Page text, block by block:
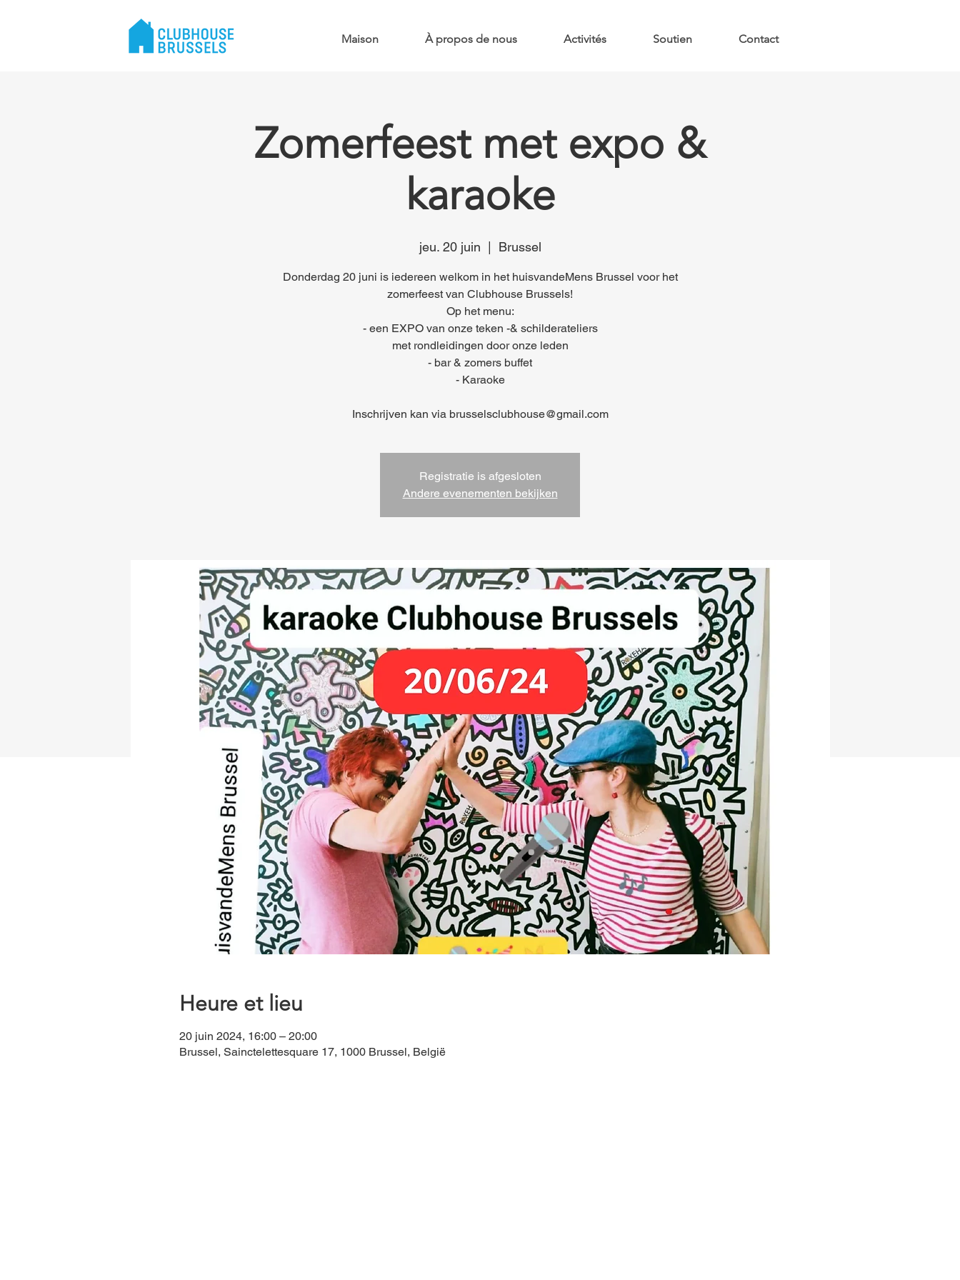
Maison À propos de nous Activités Soutien Contact
Zomerfeest met expo &
karaoke
jeu. 20 juin Brussel
Donderdag 20 juni is iedereen welkom in het huisvandeMens Brussel voor het
zomerfeest van Clubhouse Brussels!
Op het menu:
- een EXPO van onze teken -& schilderateliers
met rondleidingen door onze leden
- bar & zomers buffet
- Karaoke
Inschrijven kan via brusselsclubhouse@gmail.com
Registratie is afgesloten
Andere evenementen bekijken
Heure et lieu
20 juin 2024, 16:00 – 20:00
Brussel, Sainctelettesquare 17, 1000 Brussel, België